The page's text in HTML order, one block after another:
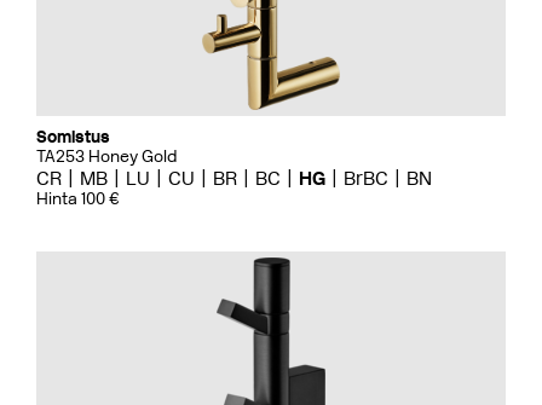
Somistus
TA253 Honey Gold
CR MB LU CU BR BC HG BrBC BN
Hinta 100 €